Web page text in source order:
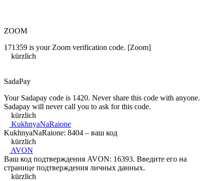
ZOOM
171359 is your Zoom verification code. [Zoom]
kürzlich
SadaPay
Your Sadapay code is 1420. Never share this code with anyone.
Sadapay will never call you to ask for this code.
kürzlich
KukhnyaNaRaione
KukhnyaNaRaione: 8404 – ваш код
kürzlich
AVON
Ваш код подтверждения AVON: 16393. Введите его на
странице подтверждения личных данных.
kürzlich